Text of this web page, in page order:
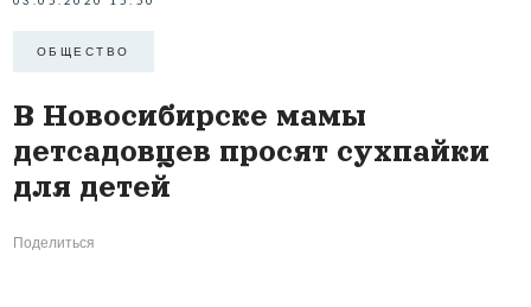
ОБЩЕСТВО
В Новосибирске мамы
детсадовцев просят сухпайки
для детей
Поделиться